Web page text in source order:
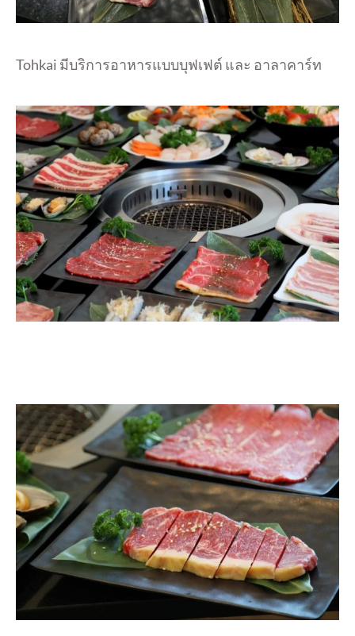
Tohkai มีบริการอาหารแบบบุฟเฟต์ และ อาลาคาร์ท